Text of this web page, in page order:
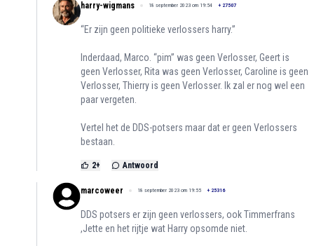
harry-wigmans 18 september 2023 om 19:54 + 27507
“Er zijn geen politieke verlossers harry.”
Inderdaad, Marco. “pim” was geen Verlosser, Geert is
geen Verlosser, Rita was geen Verlosser, Caroline is geen
Verlosser, Thierry is geen Verlosser. Ik zal er nog wel een
paar vergeten.
Vertel het de DDS-potsers maar dat er geen Verlossers
bestaan.
2+ Antwoord
marcoweer 18 september 2023 om 19:55 + 25316
DDS potsers er zijn geen verlossers, ook Timmerfrans
,Jette en het rijtje wat Harry opsomde niet.